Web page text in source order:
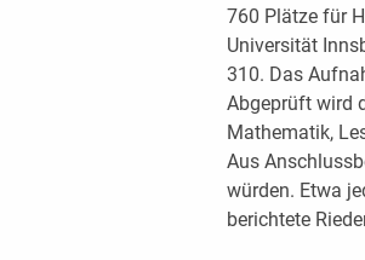
760 Plätze für
Universität
310. Das
Abgeprüft wird
Mathematik,
Aus
würden. Etwa
berichtete